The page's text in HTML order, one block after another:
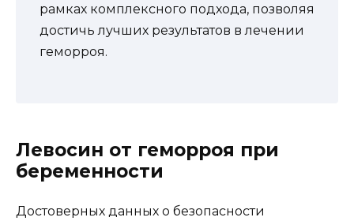
рамках комплексного подхода, позволяя
достичь лучших результатов в лечении
геморроя.
Левосин от геморроя при
беременности
Достоверных данных о безопасности